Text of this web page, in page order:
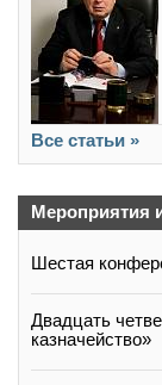
Все статьи »
Мероприятия
Шестая
Двадцать
казначейство»